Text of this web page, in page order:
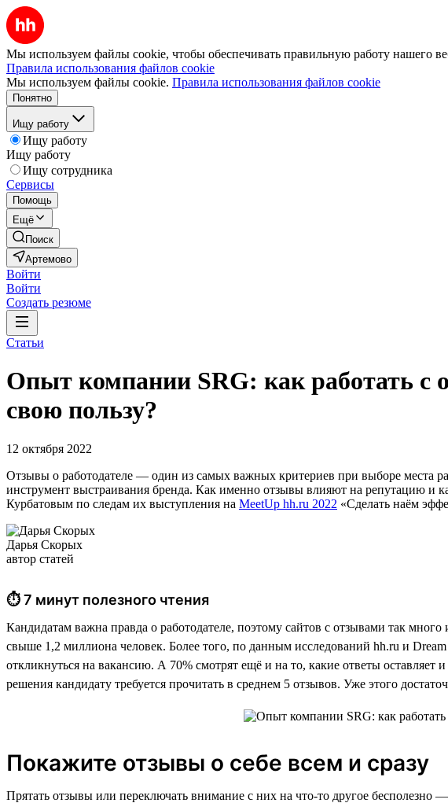
Мы используем файлы cookie, чтобы обеспечивать правильную работу нашего
Правила использования файлов cookie
Мы используем файлы cookie. Правила использования файлов cookie
Понятно
Ищу работу
Ищу работу
Ищу работу
Ищу сотрудника
Сервисы
Помощь
Ещё
Поиск
Артемово
Войти
Войти
Создать резюме
Статьи
Опыт компании SRG: как работать с
свою пользу?
12 октября 2022
Отзывы о работодателе — один из самых важных критериев при выборе места
инструмент выстраивания бренда. Как именно отзывы влияют на репутацию и
Курбатовым по следам их выступления на MeetUp hh.ru 2022 «Сделать наём
Дарья Скорых
автор статей
⏱ 7 минут полезного чтения
Кандидатам важна правда о работодателе, поэтому сайтов с отзывами так
свыше 1,2 миллиона человек. Более того, по данным исследований hh.ru и
откликнуться на вакансию. А 70% смотрят ещё и на то, какие ответы оставляет
решения кандидату требуется прочитать в среднем 5 отзывов. Уже этого
Покажите отзывы о себе всем и сразу
Прятать отзывы или переключать внимание с них на что-то другое бесполезно